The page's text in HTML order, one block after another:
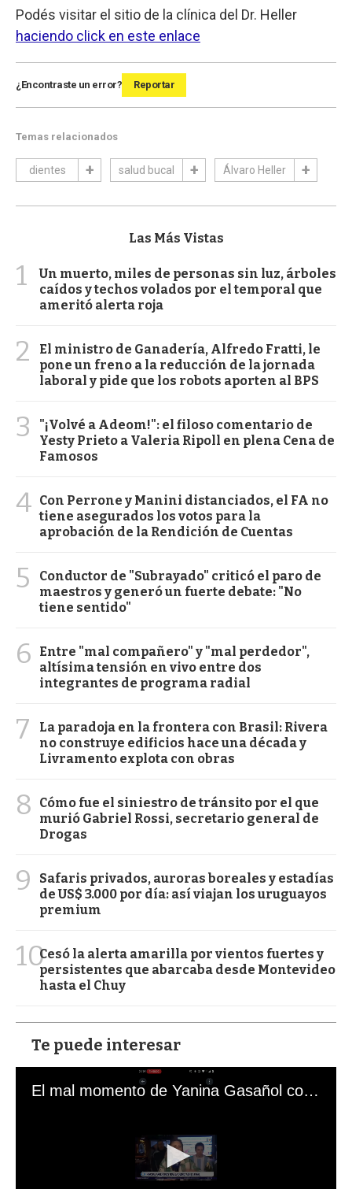
Podés visitar el sitio de la clínica del Dr. Heller
haciendo click en este enlace
¿Encontraste un error? Reportar
Temas relacionados
dientes salud bucal Álvaro Heller
Las Más Vistas
1
Un muerto, miles de personas sin luz, árboles
caídos y techos volados por el temporal que
ameritó alerta roja
2
El ministro de Ganadería, Alfredo Fratti, le
pone un freno a la reducción de la jornada
laboral y pide que los robots aporten al BPS
3
"¡Volvé a Adeom!": el filoso comentario de
Yesty Prieto a Valeria Ripoll en plena Cena de
Famosos
4 Con Perrone y Manini distanciados, el FA no
tiene asegurados los votos para la
aprobación de la Rendición de Cuentas
5
Conductor de "Subrayado" criticó el paro de
maestros y generó un fuerte debate: "No
tiene sentido"
6
Entre "mal compañero" y "mal perdedor",
altísima tensión en vivo entre dos
integrantes de programa radial
7
La paradoja en la frontera con Brasil: Rivera
no construye edificios hace una década y
Livramento explota con obras
8
Cómo fue el siniestro de tránsito por el que
murió Gabriel Rossi, secretario general de
Drogas
9
Safaris privados, auroras boreales y estadías
de US$ 3.000 por día: así viajan los uruguayos
premium
10Cesó la alerta amarilla por vientos fuertes y
persistentes que abarcaba desde Montevideo
hasta el Chuy
Te puede interesar
El mal momento de Yanina Gasañol con un hincha argentino en "Subrayado"